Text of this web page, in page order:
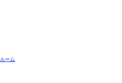
ルーム